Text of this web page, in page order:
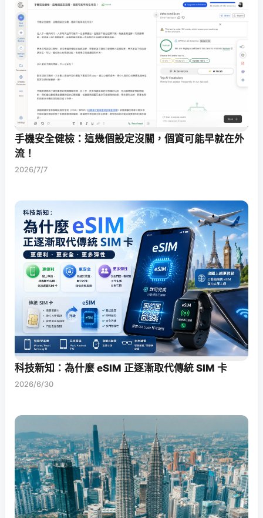
手機安全健檢：這幾個設定沒關，個資可能早就在外
流！
2026/7/7
科技新知：為什麼 eSIM 正逐漸取代傳統 SIM 卡
2026/6/30